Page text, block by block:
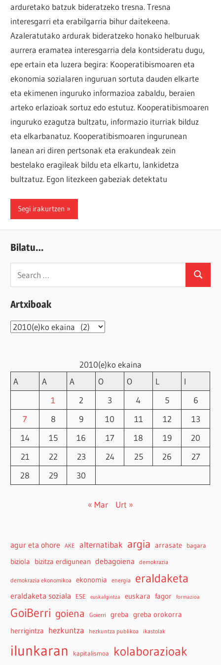
arduretako batzuk bideratzeko tresna. Tresna
interesgarri eta erabilgarria bihur daitekeena.
Azaleratutako ardurak bideratzeko honako helburuak
aurrera eramatea interesgarria dela kontsideratu dugu,
epe ertain eta luzera begira: Kooperatibismoaren eta
ekonomia sozialaren inguruan sortuta dauden elkarte
eta ekimenen inguruko informazioa zabaldu, beraien
arteko erlazioak sortuz edo estutuz. Kooperatibismoaren
inguruko ezagutza bultzatu, informazio iturriak bilduz
eta elkarbanatuz. Kooperatibismoaren ingurunean
lanean ari diren pertsonak eta erakundeak zein
bestelako eragileak bildu eta elkartu, lankidetza
bultzatuz. Egon litezkeen gabeziak detektatu
Segi irakurtzen
Bilatu…
Search
Artxiboak
Artxiboak
2010(e)ko ekaina
A
A A O O L
I
1
2 3 4 5
6
7
8 9 10 11 12
13
14
15 16 17 18 19
20
21
22 23 24 25 26
27
28
29 30
« Mar Urt »
agur eta ohore AKE alternatibak argia arrasate bagara
biziola bizitza erdigunean debagoiena demokrazia
demokrazia ekonomikoa ekonomia energia eraldaketa
eraldaketa soziala ESE euskalgintza euskara fagor formazioa
GoiBerri goiena Goierri greba greba orokorra
herrigintza
hezkuntza hezkuntza publikoa ikastolak
ilunkaran kapitalismoa kolaborazioak